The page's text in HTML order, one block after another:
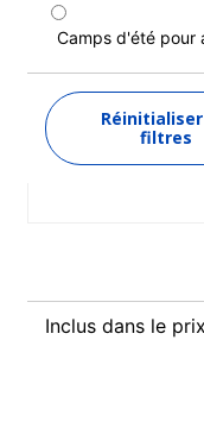
Camps d'été pour
filtres
Programme
(résidence)
1 semaineà partir de
1 460 EUR
Inclus dans le prix